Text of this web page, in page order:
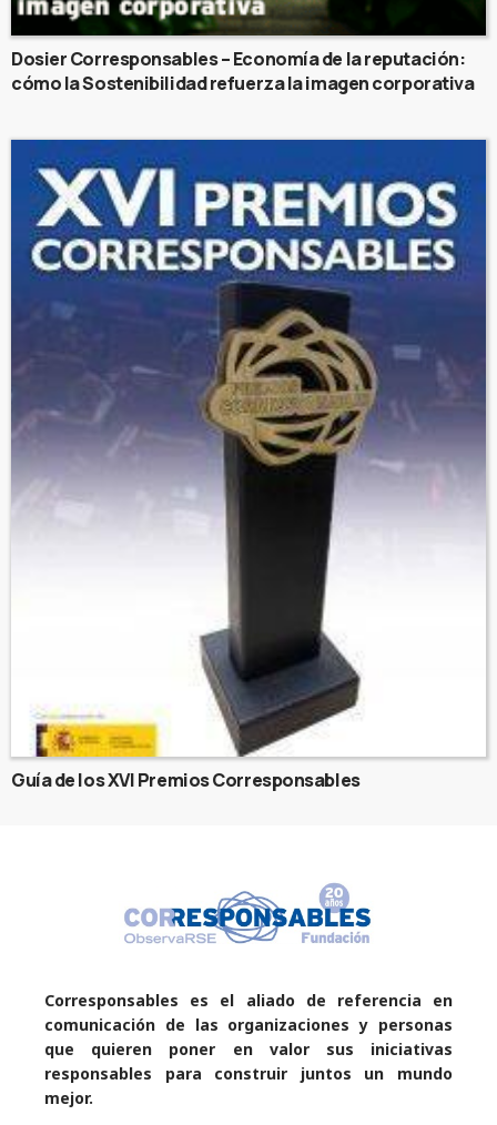
Dosier Corresponsables – Economía de la reputación:
cómo la Sostenibilidad refuerza la imagen corporativa
Guía de los XVI Premios Corresponsables
Corresponsables es el aliado de referencia en
comunicación de las organizaciones y personas
que quieren poner en valor sus iniciativas
responsables para construir juntos un mundo
mejor.